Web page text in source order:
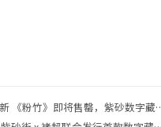
《粉竹》即将售罄，紫砂数字藏品末班车倒计时